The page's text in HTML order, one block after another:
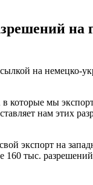
на
на
которые мы
нам этих
экспорт на
тыс.